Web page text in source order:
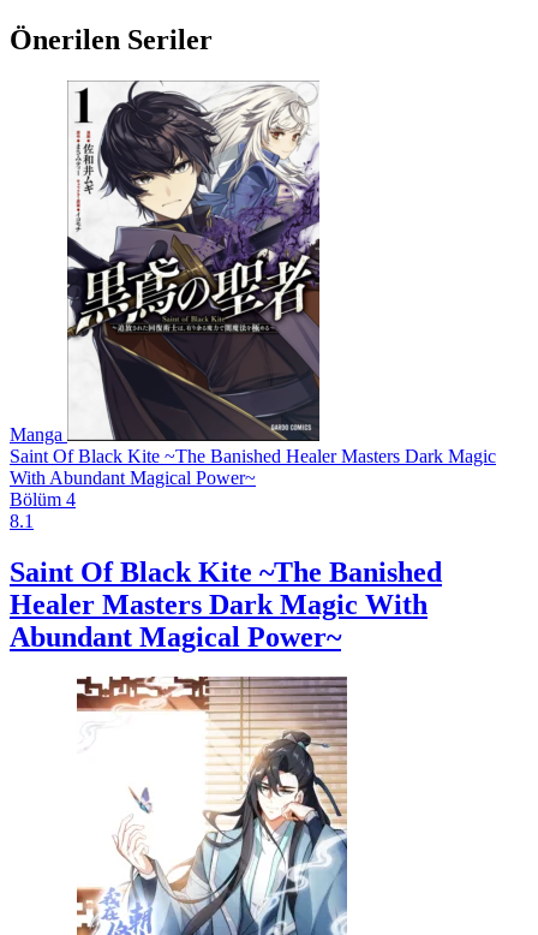
Önerilen Seriler
Manga
Saint Of Black Kite ~The Banished Healer Masters Dark Magic
With Abundant Magical Power~
Bölüm 4
8.1
Saint Of Black Kite ~The Banished
Healer Masters Dark Magic With
Abundant Magical Power~